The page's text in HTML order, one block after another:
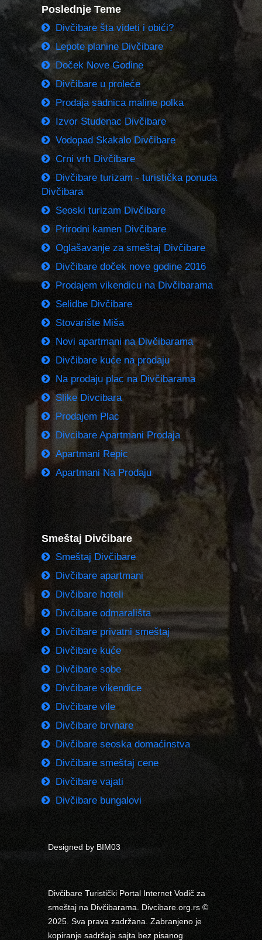
Poslednje Teme
Divčibare šta videti i obići?
Lepote planine Divčibare
Doček Nove Godine
Divčibare u proleće
Prodaja sadnica maline polka
Izvor Studenac Divčibare
Vodopad Skakalo Divčibare
Crni vrh Divčibare
Divčibare turizam - turistička ponuda
Divčibara
Seoski turizam Divčibare
Prirodni kamen Divčibare
Oglašavanje za smeštaj Divčibare
Divčibare doček nove godine 2016
Prodajem vikendicu na Divčibarama
Selidbe Divčibare
Stovarište Miša
Novi apartmani na Divčibarama
Divčibare kuće na prodaju
Na prodaju plac na Divčibarama
Slike Divcibara
Prodajem Plac
Divcibare Apartmani Prodaja
Apartmani Repic
Apartmani Na Prodaju
Smeštaj Divčibare
Smeštaj Divčibare
Divčibare apartmani
Divčibare hoteli
Divčibare odmarališta
Divčibare privatni smeštaj
Divčibare kuće
Divčibare sobe
Divčibare vikendice
Divčibare vile
Divčibare brvnare
Divčibare seoska domaćinstva
Divčibare smeštaj cene
Divčibare vajati
Divčibare bungalovi
Designed by BIM03
Divčibare Turistički Portal Internet Vodič za
smeštaj na Divčibarama. Divcibare.org.rs ©
2025. Sva prava zadržana. Zabranjeno je
kopiranje sadršaja sajta bez pisanog